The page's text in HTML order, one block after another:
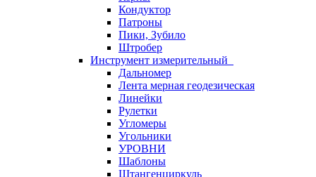
Кондуктор
Патроны
Пики, Зубило
Штробер
Инструмент измерительный
Дальномер
Лента мерная геодезическая
Линейки
Рулетки
Угломеры
Угольники
УРОВНИ
Шаблоны
Штангенциркуль